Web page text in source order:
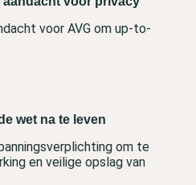
voor AVG om up-to-
wet na te leven
om te
en veilige opslag van